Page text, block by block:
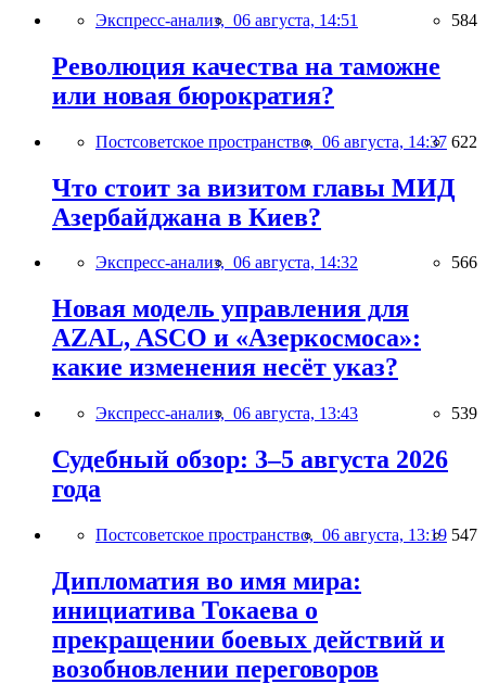
Экспресс-анализ, 06 августа, 14:51 584
Революция качества на таможне
или новая бюрократия?
Постсоветское пространство, 06 августа, 14:37 622
Что стоит за визитом главы МИД
Азербайджана в Киев?
Экспресс-анализ, 06 августа, 14:32 566
Новая модель управления для
AZAL, ASCO и «Азеркосмоса»:
какие изменения несёт указ?
Экспресс-анализ, 06 августа, 13:43 539
Судебный обзор: 3–5 августа 2026
года
Постсоветское пространство, 06 августа, 13:19 547
Дипломатия во имя мира:
инициатива Токаева о
прекращении боевых действий и
возобновлении переговоров